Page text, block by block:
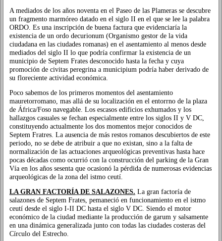
A mediados de los años noventa en el Paseo de las Plameras se descubre
un fragmento marmóreo datado en el siglo II en el que se lee la palabra
ORDO. Es una inscripción de buena factura que evidenciaría la
existencia de un ordo decurionum (Organismo gestor de la vida
ciudadana en las ciudades romanas) en el asentamiento al menos desde
mediados del siglo II lo que podría confirmar la existencia de un
municipio de Septem Frates desconocido hasta la fecha y cuya
promoción de civitas peregrina a municipium podría haber derivado de
su floreciente actividad económica.
Poco sabemos de los primeros momentos del asentamiento
mauretorromano, mas allá de su localización en el entorrno de la plaza
de África/Foso navegable. Los escasos edificios exhumados y los
hallazgos casuales se fechan especialmente entre los siglos II y V DC,
constituyendo actualmente los dos momentos mejor conocidos de
Septem Fratres. La ausencia de más restos romanos descubiertos de este
periodo, no se debe de atribuir a que no existan, sino a la falta de
normalización de las actuaciones arqueológicas preventivas hasta hace
pocas décadas como ocurrió con la construcción del parking de la Gran
Vía en los años sesenta que ocasionó la pérdida de numerosas evidencias
arqueológicas de la zona del istmo ceutí.
LA GRAN FACTORÍA DE SALAZONES. La gran factoría de
salazones de Septem Frates, pemaneció en funcionamiento en el istmo
ceutí desde el siglo I-II DC hasta el siglo V DC. Siendo el motor
económico de la ciudad mediante la producción de garum y salsamente
en una dinámica generalizada junto con todas las ciudades costeras del
Círculo del Estrecho.